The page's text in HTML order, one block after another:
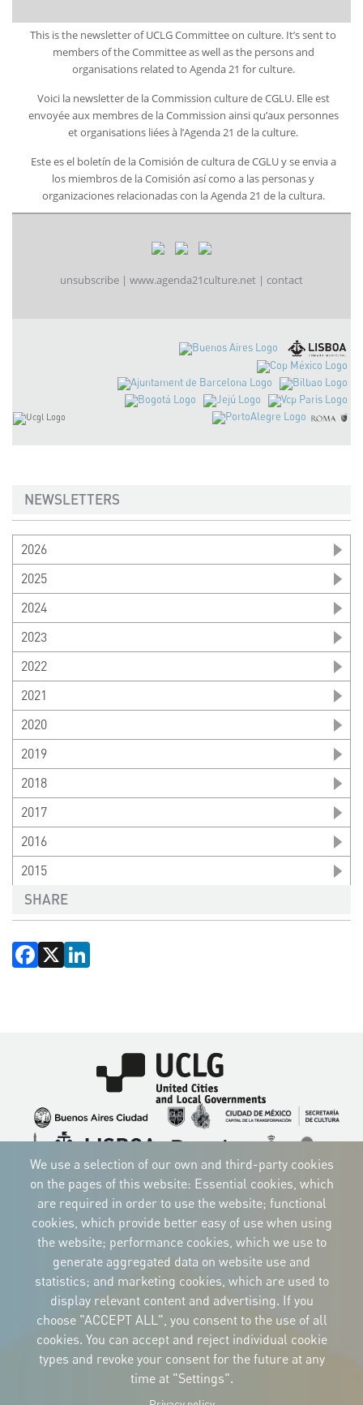
This is the newsletter of UCLG Committee on culture. It’s sent to
members of the Committee as well as the persons and
organisations related to Agenda 21 for culture.
Voici la newsletter de la Commission culture de CGLU. Elle est
envoyée aux membres de la Commission ainsi qu’aux personnes
et organisations liées à l’Agenda 21 de la culture.
Este es el boletín de la Comisión de cultura de CGLU y se envia a
los miembros de la Comisión así como a las personas y
organizaciones relacionadas con la Agenda 21 de la cultura.
unsubscribe | www.agenda21culture.net | contact
NEWSLETTERS
2026
2025
2024
2023
2022
2021
2020
2019
2018
2017
2016
2015
SHARE
Facebook
X
Imagen
Imagen
Imagen
ImagenImagen Imagen
Imagen
ImagenImagenImagen
CORPORATIVE IDENTITY
Download
the logos
and the manual
NEWSLETTER
CONTACT
Carrer Avinyó, 15
08002 Barcelona
culture@uclg.org
We use a selection of our own and third-party cookies
on the pages of this website: Essential cookies, which
are required in order to use the website; functional
cookies, which provide better easy of use when using
the website; performance cookies, which we use to
generate aggregated data on website use and
statistics; and marketing cookies, which are used to
display relevant content and advertising. If you
choose "ACCEPT ALL", you consent to the use of all
cookies. You can accept and reject individual cookie
types and revoke your consent for the future at any
time at "Settings".